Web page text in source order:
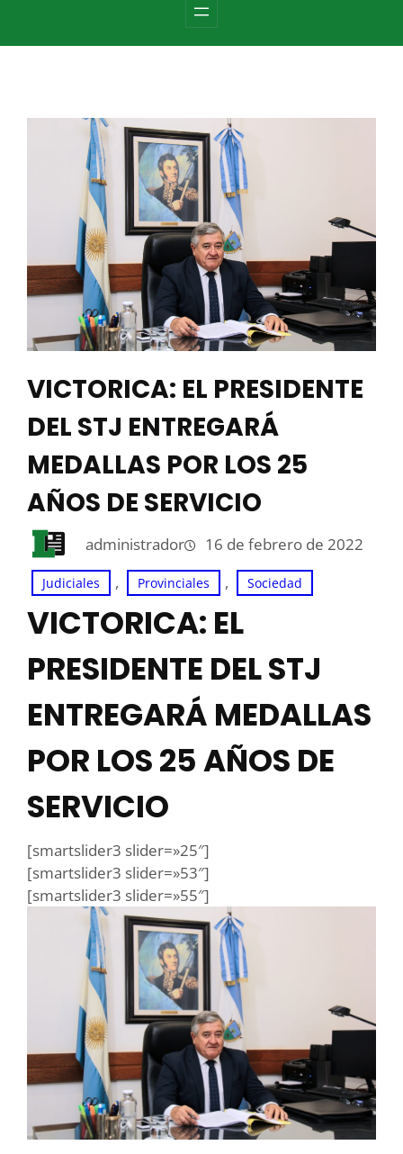
VICTORICA: EL PRESIDENTE
DEL STJ ENTREGARÁ
MEDALLAS POR LOS 25
AÑOS DE SERVICIO
administrador 16 de febrero de 2022
Judiciales , Provinciales , Sociedad
VICTORICA: EL
PRESIDENTE DEL STJ
ENTREGARÁ MEDALLAS
POR LOS 25 AÑOS DE
SERVICIO
[smartslider3 slider=»25″]
[smartslider3 slider=»53″]
[smartslider3 slider=»55″]